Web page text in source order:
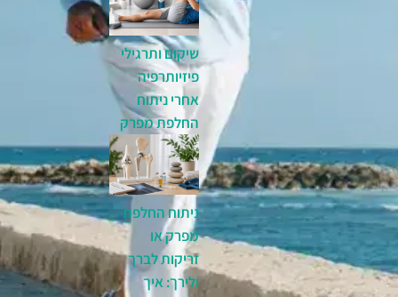
שיקום ותרגילי
פיזיותרפיה
אחרי ניתוח
החלפת מפרק
ניתוח החלפת
מפרק או
זריקות לברך
ולירך: איך